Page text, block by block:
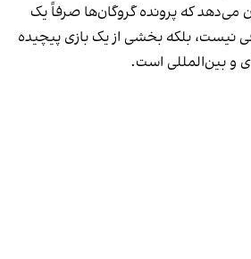
می‌دهد که پرونده گروگان‌ها صرفاً یک
نیست، بلکه بخشی از یک بازی پیچیده
و بین‌المللی است.